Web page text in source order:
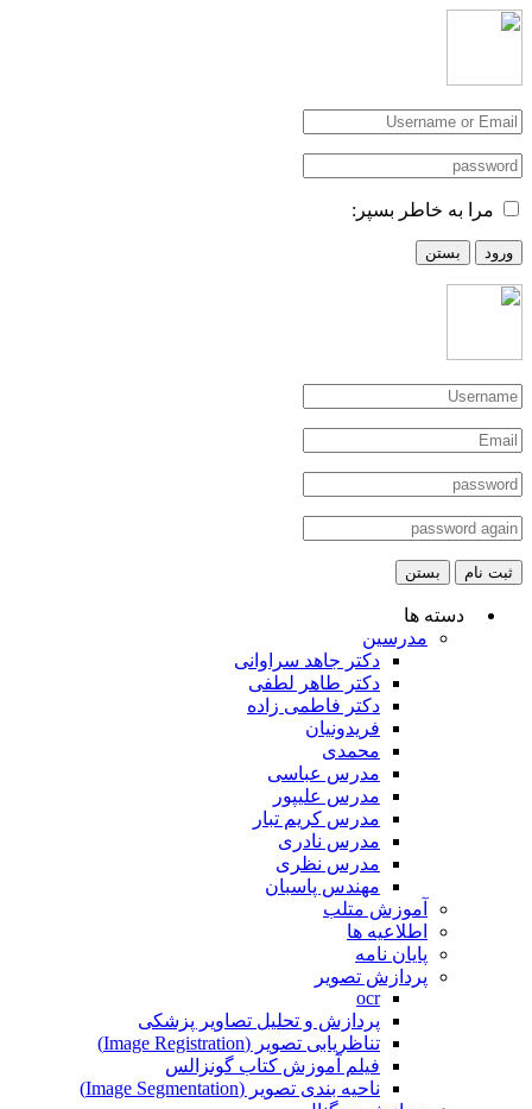
مرا به خاطر بسپر:
ورود بستن
ثبت نام بستن
دسته ها
مدرسین
دکتر جاهد سراوانی
دکتر طاهر لطفی
دکتر فاطمی زاده
فریدونیان
محمدی
مدرس عباسی
مدرس علیپور
مدرس کریم تبار
مدرس نادری
مدرس نظری
مهندس پاسبان
آموزش متلب
اطلاعیه ها
پایان نامه
پردازش تصویر
ocr
پردازش و تحلیل تصاویر پزشکی
تناظریابی تصویر (Image Registration)
فیلم آموزش کتاب گونزالس
ناحیه بندی تصویر (Image Segmentation)